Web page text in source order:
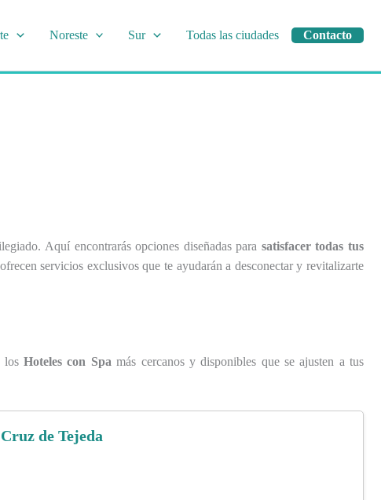
Noreste Sur Todas las ciudades Contacto
Aquí encontrarás opciones diseñadas para satisfacer todas tus
servicios exclusivos que te ayudarán a desconectar y revitalizarte
losHoteles con Spa más cercanos y disponibles que se ajusten a tus
de Tejeda